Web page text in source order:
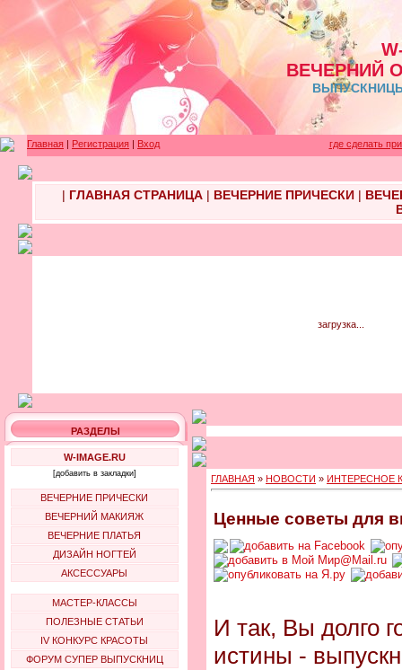
ВЕЧЕРНИЙ
Главная | Регистрация | Вход где сделать
| ГЛАВНАЯ СТРАНИЦА| ВЕЧЕРНИЕ ПРИЧЕСКИ|
загрузка...
РАЗДЕЛЫ
W-IMAGE.RU
[добавить в закладки]
ВЕЧЕРНИЕ ПРИЧЕСКИ
ВЕЧЕРНИЙ МАКИЯЖ
ВЕЧЕРНИЕ ПЛАТЬЯ
ДИЗАЙН НОГТЕЙ
АКСЕССУАРЫ
МАСТЕР-КЛАССЫ
ПОЛЕЗНЫЕ СТАТЬИ
IV КОНКУРС КРАСОТЫ
ФОРУМ СУПЕР ВЫПУСКНИЦ
ГЛАВНАЯ » НОВОСТИ » ИНТЕРЕСНОЕ
Ценные советы для
И так, Вы долго
истины -